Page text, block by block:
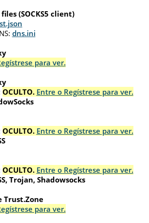
(SOCKS5 client)
dns.ini
para ver.
OCULTO. Entre o Regístrese para ver.
OCULTO. Entre o Regístrese para ver.
OCULTO. Entre o Regístrese para ver.
Trojan, Shadowsocks
Trust.Zone
para ver.